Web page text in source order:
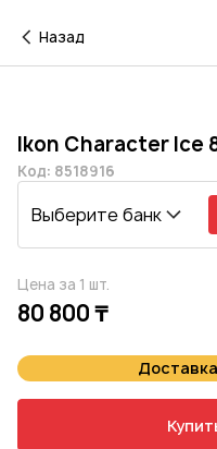
Назад
Ikon Character Ice
Код: 8518916
Выберите банк
Цена за 1 шт.
80 800 ₸